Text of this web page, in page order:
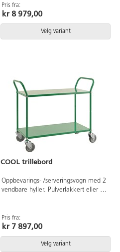
76 cm, høyde mellom hyllene 25 cm.
Mål på vogn: 108x48x94 cm, vekt
30 kg. Maks belastning 250 kg.
Pulverlakkert eller el-forsinket metall.
Pris fra:
kr 8 979,00
Velg variant
COOL trillebord
Oppbevarings- /serveringsvogn med 2
vendbare hyller. Pulverlakkert eller el-
250 kg. Mål på hylle 90x44 cm. Mål
på vogn: 108x48x94 cm, vekt 23 kg.
Pris fra:
kr 7 897,00
Velg variant